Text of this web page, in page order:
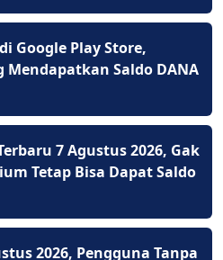
Google Play Store,
Mendapatkan Saldo DANA
7 Agustus 2026, Gak
Tetap Bisa Dapat Saldo
2026, Pengguna Tanpa